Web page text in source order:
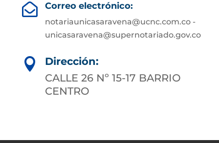
 Correo electrónico:
notariaunicasaravena@ucnc.com.co -
unicasaravena@supernotariado.gov.co

Dirección:
CALLE 26 Nº 15-17 BARRIO
CENTRO